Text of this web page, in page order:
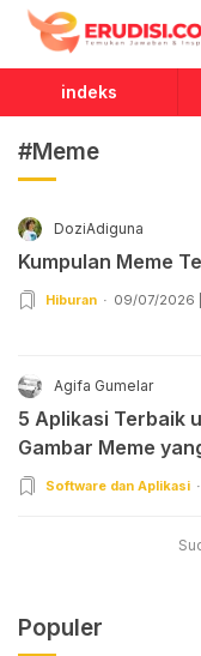
Erudisi
Temukan Jawaban
indeks
#Meme
DoziAdiguna
Kumpulan Meme
Hiburan 09/07/2026 |
Agifa Gumelar
5 Aplikasi Terbaik
Gambar Meme
Software dan Aplikasi
Populer